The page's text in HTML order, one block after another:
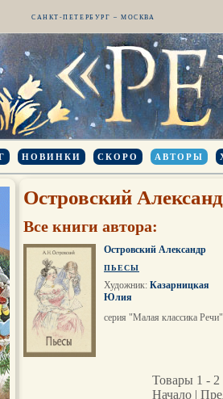
САНКТ-ПЕТЕРБУРГ – МОСКВА
НОВИНКИ СКОРО АВТОРЫ
Островский
Все книги автора:
Островский Александр
ПЬЕСЫ
Художник: Казарницкая
Юлия
серия "Малая классика Речи"
Товары 1 - 2
Начало |